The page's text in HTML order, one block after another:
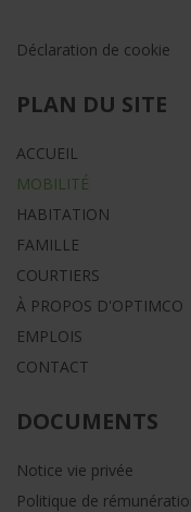
Déclaration de cookie
PLAN DU SITE
ACCUEIL
MOBILITÉ
HABITATION
FAMILLE
COURTIERS
À PROPOS D'OPTIMCO
EMPLOIS
CONTACT
DOCUMENTS
Notice vie privée
Politique de